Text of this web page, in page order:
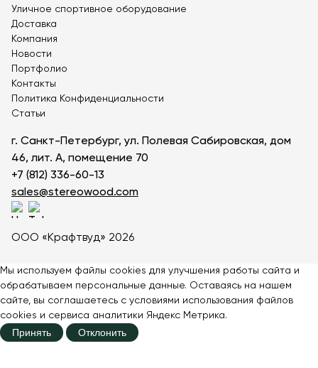
Параворкаут
УРБАНИКА спорт
Теннисные столы
Мобильные и стационарные трибуны
О компании▼
Партнёрам▼
Контакты
Статьи
Уличное спортивное оборудование
Доставка
Компания
Новости
Портфолио
Контакты
Политика Конфиденциальности
Статьи
г. Санкт-Петербург, ул. Полевая Сабировская, дом
46, лит. А, помещение 70
+7 (812) 336-60-13
sales@stereowood.com
ООО «Крафтвуд» 2026
Мы используем файлы cookies для улучшения работы сайта и
обрабатываем персональные данные. Оставаясь на нашем
сайте, вы соглашаетесь с условиями использования файлов
cookies и сервиса аналитики Яндекс Метрика.
Принять Отклонить